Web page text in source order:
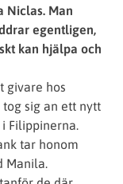
Niclas. Man
egentligen,
kan hjälpa och
givare hos
tog sig an ett nytt
Filippinerna.
tar honom
Manila.